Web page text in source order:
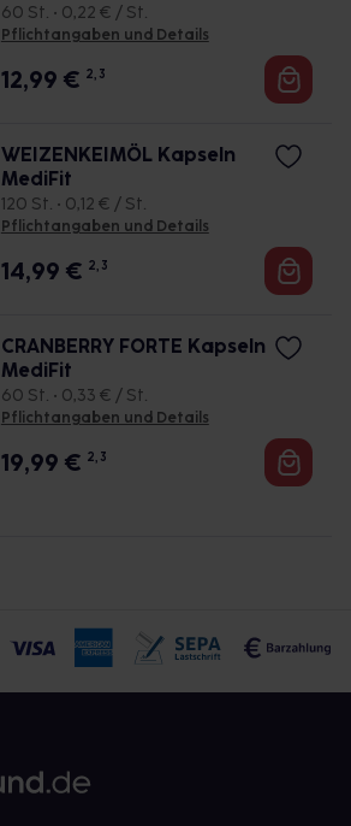
60 St. • 0,22 € / St.
Pflichtangaben und Details
12,99 € 2, 3
WEIZENKEIMÖL Kapseln
MediFit
120 St. • 0,12 € / St.
Pflichtangaben und Details
14,99 € 2, 3
CRANBERRY FORTE Kapseln
MediFit
60 St. • 0,33 € / St.
Pflichtangaben und Details
19,99 € 2, 3